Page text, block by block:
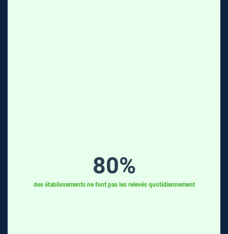
80%
des établissements ne font pas les relevés quotidiennement